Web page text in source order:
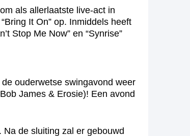
als allerlaatste live-act in
It On” op. Inmiddels heeft
Stop Me Now” en “Synrise”
ouderwetse swingavond weer
James & Erosie)! Een avond
Na de sluiting zal er gebouwd